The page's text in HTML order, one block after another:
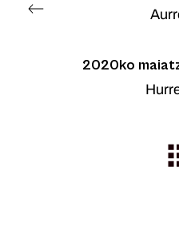
2020ko